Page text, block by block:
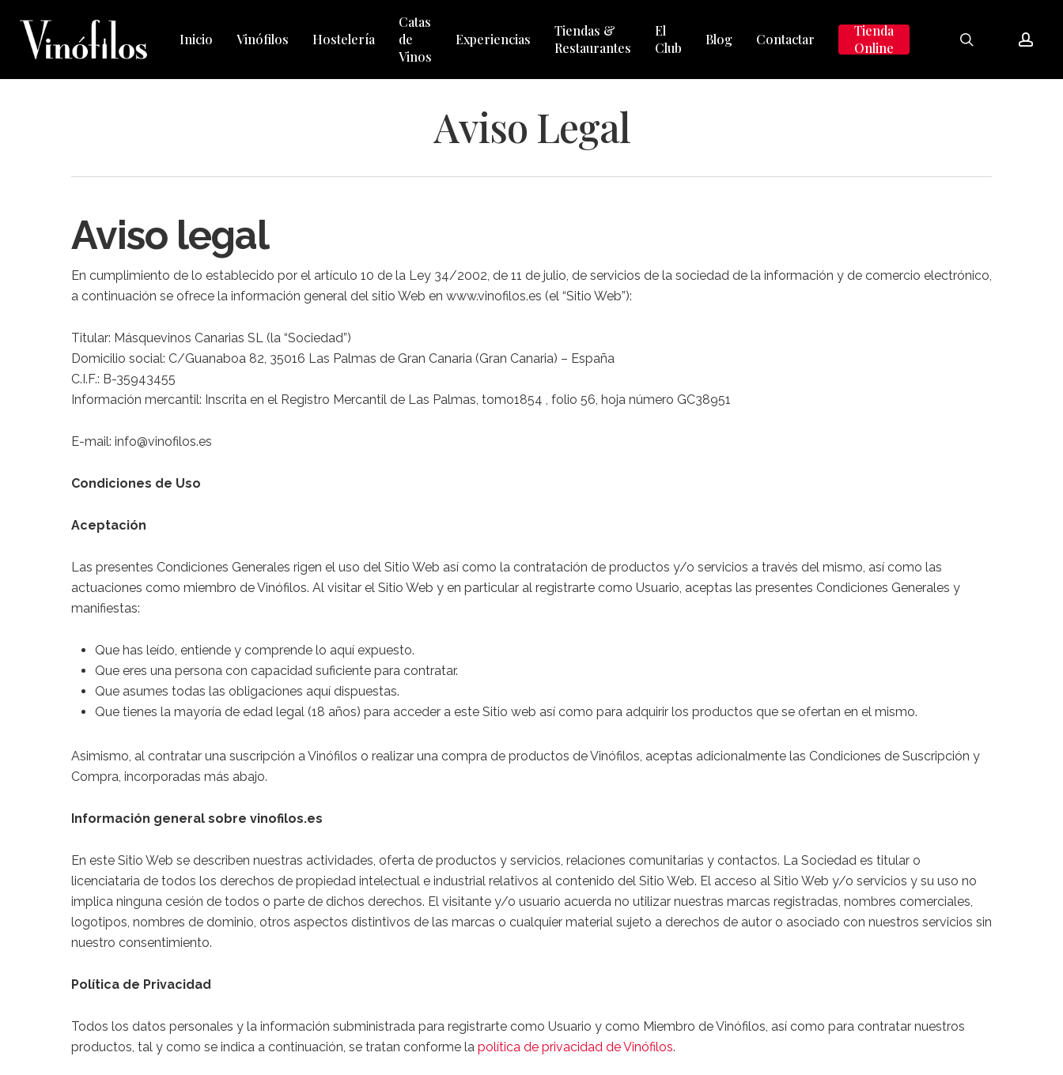
Inicio Vinófilos Hostelería
Catas
de
Vinos
Experiencias
Tiendas &
Restaurantes
El
Club
Blog Contactar
Tienda
Online
Aviso Legal
Aviso legal
En cumplimiento de lo establecido por el artículo 10 de la Ley 34/2002, de 11 de julio, de servicios de la sociedad de la información y de comercio electrónico,
a continuación se ofrece la información general del sitio Web en www.vinofilos.es (el “Sitio Web”):
Titular: Másquevinos Canarias SL (la “Sociedad”)
Domicilio social: C/Guanaboa 82, 35016 Las Palmas de Gran Canaria (Gran Canaria) – España
C.I.F.: B-35943455
Información mercantil: Inscrita en el Registro Mercantil de Las Palmas, tomo1854 , folio 56, hoja número GC38951
E-mail: info@vinofilos.es
Condiciones de Uso
Aceptación
Las presentes Condiciones Generales rigen el uso del Sitio Web así como la contratación de productos y/o servicios a través del mismo, así como las
actuaciones como miembro de Vinófilos. Al visitar el Sitio Web y en particular al registrarte como Usuario, aceptas las presentes Condiciones Generales y
manifiestas:
Que has leído, entiende y comprende lo aquí expuesto.
Que eres una persona con capacidad suficiente para contratar.
Que asumes todas las obligaciones aquí dispuestas.
Que tienes la mayoría de edad legal (18 años) para acceder a este Sitio web así como para adquirir los productos que se ofertan en el mismo.
Asimismo, al contratar una suscripción a Vinófilos o realizar una compra de productos de Vinófilos, aceptas adicionalmente las Condiciones de Suscripción y
Compra, incorporadas más abajo.
Información general sobre vinofilos.es
En este Sitio Web se describen nuestras actividades, oferta de productos y servicios, relaciones comunitarias y contactos. La Sociedad es titular o
licenciataria de todos los derechos de propiedad intelectual e industrial relativos al contenido del Sitio Web. El acceso al Sitio Web y/o servicios y su uso no
implica ninguna cesión de todos o parte de dichos derechos. El visitante y/o usuario acuerda no utilizar nuestras marcas registradas, nombres comerciales,
logotipos, nombres de dominio, otros aspectos distintivos de las marcas o cualquier material sujeto a derechos de autor o asociado con nuestros servicios sin
nuestro consentimiento.
Política de Privacidad
Todos los datos personales y la información subministrada para registrarte como Usuario y como Miembro de Vinófilos, así como para contratar nuestros
productos, tal y como se indica a continuación, se tratan conforme la política de privacidad de Vinófilos.